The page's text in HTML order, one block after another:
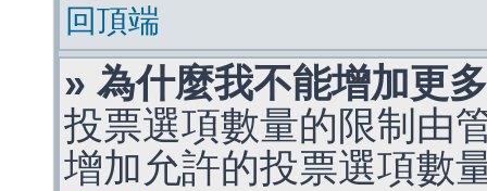
回頂端
» 為什麼我不能增加更
投票選項數量的限制由
增加允許的投票選項數